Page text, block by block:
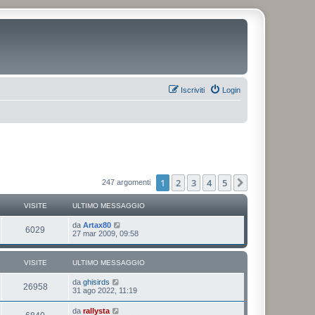
Login
Iscriviti
247 argomenti 1 2 3 4 5
VISITE ULTIMO MESSAGGIO
6029 da Artax80
27 mar 2009, 09:58
VISITE ULTIMO MESSAGGIO
26958 da ghisirds
31 ago 2022, 11:19
da rallysta